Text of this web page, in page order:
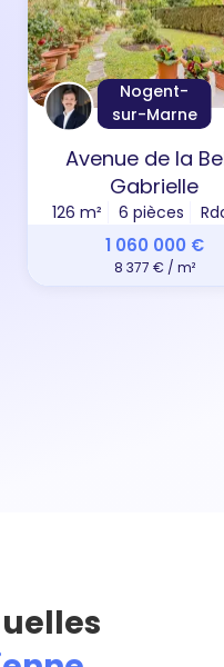
Nogent-
sur-Marne
Avenue de la
Gabrielle
126 m² 6 pièces
1 060 000 €
8 377 € / m²